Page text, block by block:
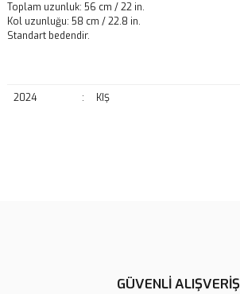
Toplam uzunluk: 56 cm / 22 in.
Kol uzunluğu: 58 cm / 22.8 in.
Standart bedendir.
2024 : KIŞ
Ürün açıklamasında eksik bilgiler bulunuyor.
GÜVENLİ ALIŞVERİŞ